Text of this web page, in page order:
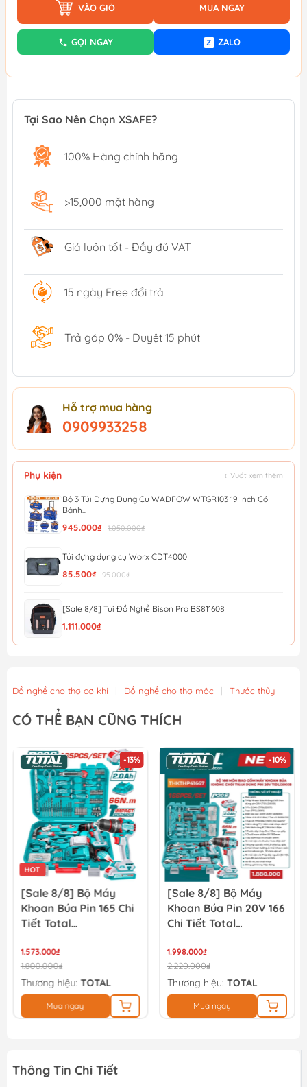
VÀO GIỎ MUA NGAY
GỌI NGAY Z ZALO
Tại Sao Nên Chọn XSAFE?
100% Hàng chính hãng
>15,000 mặt hàng
Giá luôn tốt - Đầy đủ VAT
15 ngày Free đổi trả
Trả góp 0% - Duyệt 15 phút
Hỗ trợ mua hàng
0909933258
Phụ kiện ↕ Vuốt xem thêm
Bộ 3 Túi Đựng Dụng Cụ WADFOW WTGR103 19 Inch Có
Bánh...
945.000₫ 1.050.000₫
Túi đựng dụng cụ Worx CDT4000
85.500₫ 95.000₫
[Sale 8/8] Túi Đồ Nghề Bison Pro BS811608
1.111.000₫
Túi đựng dụng cụ đeo thắt lưng 7 ngăn Total THT16P40125
51.300₫
Túi vải đựng máy Worx 50028624
126.000₫ 140.000₫
Đồ nghề cho thợ cơ khí | Đồ nghề cho thợ mộc | Thước thủy
CÓ THỂ BẠN CŨNG THÍCH
-13%
HOT
[Sale 8/8] Bộ Máy
Khoan Búa Pin 165 Chi
Tiết Total
1.573.000₫
1.800.000₫
Thương hiệu: TOTAL
Mua ngay
-10%
[Sale 8/8] Bộ Máy
Khoan Búa Pin 20V 166
Chi Tiết Total
THKTHP41667
1.998.000₫
2.220.000₫
Thương hiệu: TOTAL
Mua ngay
Thông Tin Chi Tiết